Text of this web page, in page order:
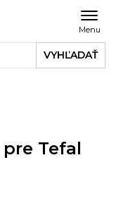
Menu
VYHĽADAŤ
Tefal